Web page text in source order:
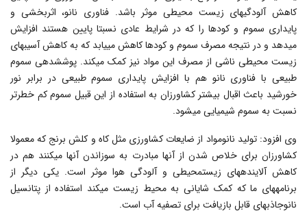
کاهش آلودگی‎های زیست محیطی موثر باشد. فناوری نانو، اثربخشی و
پایداری سموم و کودها را که در شرایط عادی نسبتا پایین هستند افزایش
می‎دهد و در نتیجه مصرف سموم و کودها کاهش می‎یابد که به کاهش آسیب‎های
زیست محیطی ناشی از مصرف این مواد نیز کمک می‎کند. پوشش‎دهی سموم
طبیعی با فناوری نانو هم با افزایش پایداری سموم طبیعی در برابر نور
خورشید باعث اقبال بیشتر کشاورزان به استفاده از این قبیل سموم کم خطرتر
نسبت به سموم شیمیایی می‎شود.
وی افزود: تولید نانومواد از ضایعات کشاورزی مثل کاه و کلش برنج که معمولا
کشاورزان برای خلاص شدن از آنها مبادرت به سوزاندن آن‎ها می‎کنند هم در
کاهش آلاینده‎های زیست‎محیطی و آلودگی هوا موثر است. یکی دیگر از
برنامه‎های ما که کمک شایانی به محیط زیست می‎کند استفاده از پتانسیل
نانوجاذب‎های قابل بازیافت برای تصفیه آب است.